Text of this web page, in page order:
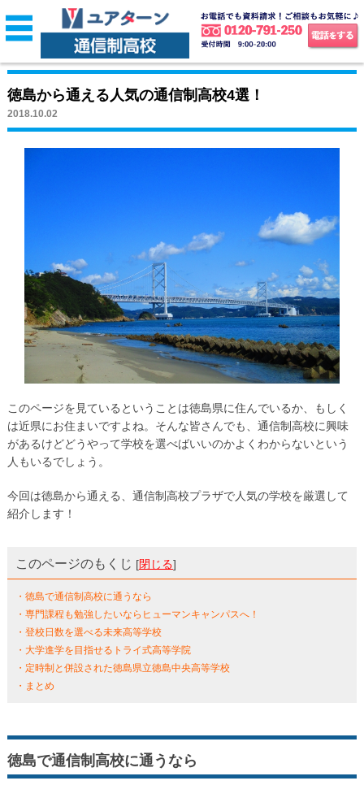
徳島から通える人気の通信制高校4選！
2018.10.02
このページを見ているということは徳島県に住んでいるか、もしく
は近県にお住まいですよね。そんな皆さんでも、通信制高校に興味
があるけどどうやって学校を選べばいいのかよくわからないという
人もいるでしょう。
今回は徳島から通える、通信制高校プラザで人気の学校を厳選して
紹介します！
このページのもくじ [閉じる]
・徳島で通信制高校に通うなら
・専門課程も勉強したいならヒューマンキャンパスへ！
・登校日数を選べる未来高等学校
・大学進学を目指せるトライ式高等学院
・定時制と併設された徳島県立徳島中央高等学校
・まとめ
徳島で通信制高校に通うなら